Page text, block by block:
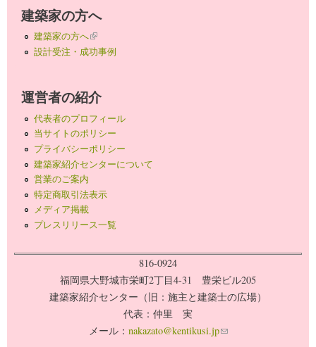
建築家の方へ
建築家の方へ(link is external)
設計受注・成功事例
運営者の紹介
代表者のプロフィール
当サイトのポリシー
プライバシーポリシー
建築家紹介センターについて
営業のご案内
特定商取引法表示
メディア掲載
プレスリリース一覧
816-0924
福岡県大野城市栄町2丁目4-31 豊栄ビル205
建築家紹介センター（旧：施主と建築士の広場）
代表：仲里 実
メール： nakazato@kentikusi.jp(link sends e-mail)